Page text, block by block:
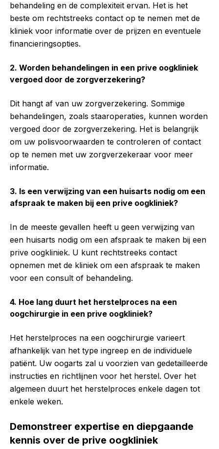
behandeling en de complexiteit ervan. Het is het
beste om rechtstreeks contact op te nemen met de
kliniek voor informatie over de prijzen en eventuele
financieringsopties.
2. Worden behandelingen in een prive oogkliniek
vergoed door de zorgverzekering?
Dit hangt af van uw zorgverzekering. Sommige
behandelingen, zoals staaroperaties, kunnen worden
vergoed door de zorgverzekering. Het is belangrijk
om uw polisvoorwaarden te controleren of contact
op te nemen met uw zorgverzekeraar voor meer
informatie.
3. Is een verwijzing van een huisarts nodig om een
afspraak te maken bij een prive oogkliniek?
In de meeste gevallen heeft u geen verwijzing van
een huisarts nodig om een afspraak te maken bij een
prive oogkliniek. U kunt rechtstreeks contact
opnemen met de kliniek om een afspraak te maken
voor een consult of behandeling.
4. Hoe lang duurt het herstelproces na een
oogchirurgie in een prive oogkliniek?
Het herstelproces na een oogchirurgie varieert
afhankelijk van het type ingreep en de individuele
patiënt. Uw oogarts zal u voorzien van gedetailleerde
instructies en richtlijnen voor het herstel. Over het
algemeen duurt het herstelproces enkele dagen tot
enkele weken.
Demonstreer expertise en diepgaande
kennis over de prive oogkliniek